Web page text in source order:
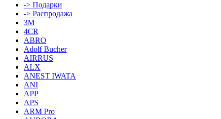
-> Подарки
-> Распродажа
3M
4CR
ABRO
Adolf Bucher
AIRRUS
ALX
ANEST IWATA
ANI
APP
APS
ARM Pro